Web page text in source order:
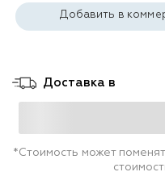
Добавить в
Доставка в
*Стоимость может